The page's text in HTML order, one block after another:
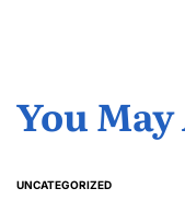
You
POSTED
UNCATEGORIZED